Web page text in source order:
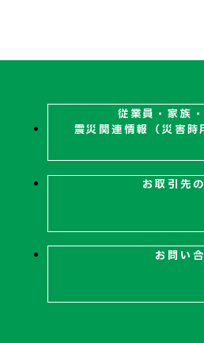
従業員・家族
震災関連情報（災害時
お取引先
お問い